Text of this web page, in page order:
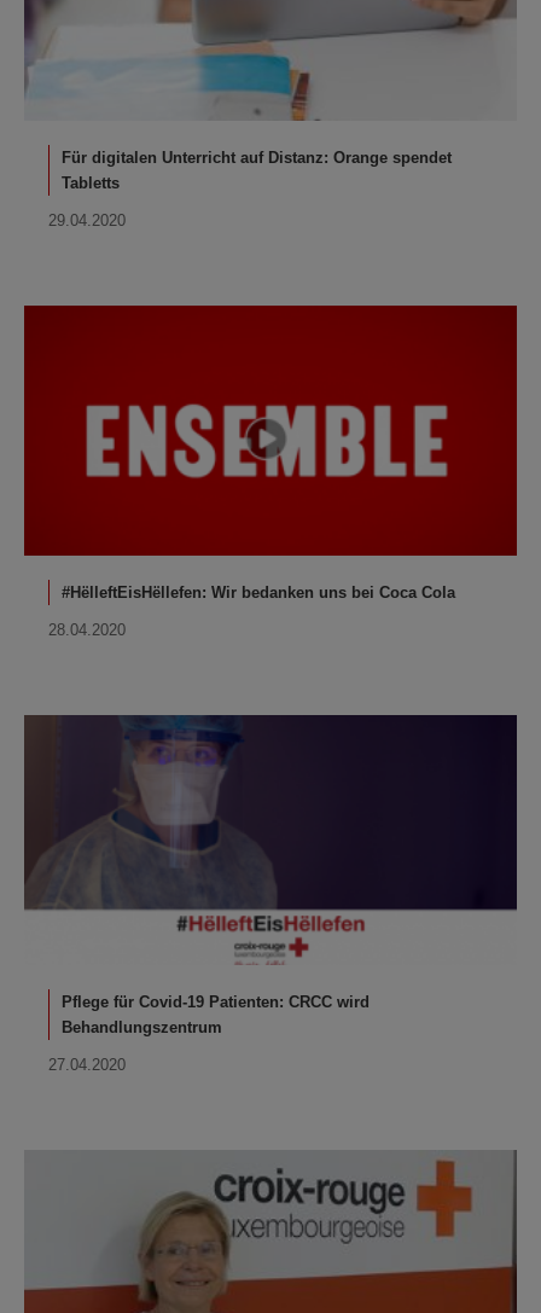
Für digitalen Unterricht auf Distanz: Orange spendet
Tabletts
29.04.2020
#HëlleftEisHëllefen: Wir bedanken uns bei Coca Cola
28.04.2020
Pflege für Covid-19 Patienten: CRCC wird
Behandlungszentrum
27.04.2020